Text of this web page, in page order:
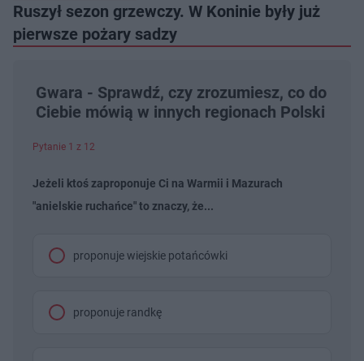
Ruszył sezon grzewczy. W Koninie były już
pierwsze pożary sadzy
Gwara - Sprawdź, czy zrozumiesz, co do
Ciebie mówią w innych regionach Polski
Pytanie 1 z 12
Jeżeli ktoś zaproponuje Ci na Warmii i Mazurach
"anielskie ruchańce" to znaczy, że...
proponuje wiejskie potańcówki
proponuje randkę